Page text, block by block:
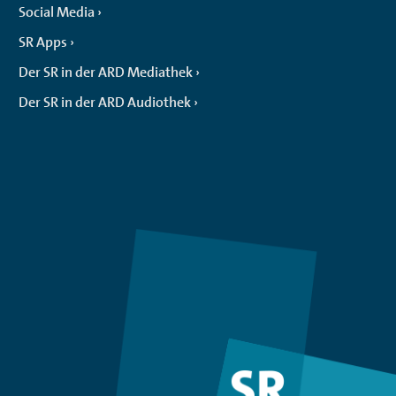
Social Media
SR Apps
Der SR in der ARD Mediathek
Der SR in der ARD Audiothek